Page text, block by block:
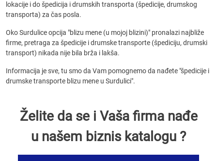
lokacije i do špedicija i drumskih transporta (špedicije, drumskog
transporta) za čas posla.
Oko Surdulice opcija "blizu mene (u mojoj blizini)" pronalazi najbliže
firme, pretraga za špedicije i drumske transporte (špediciju, drumski
transport) nikada nije bila brža i lakša.
Informacija je sve, tu smo da Vam pomognemo da nađete "špedicije i
drumske transporte blizu mene u Surdulici".
Želite da se i Vaša firma nađe
u našem biznis katalogu ?